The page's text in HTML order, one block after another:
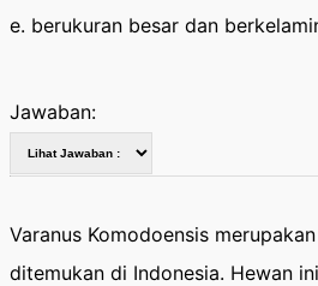
e. berukuran besar dan
Jawaban:
Varanus Komodoensis
ditemukan di Indonesia. Hewan